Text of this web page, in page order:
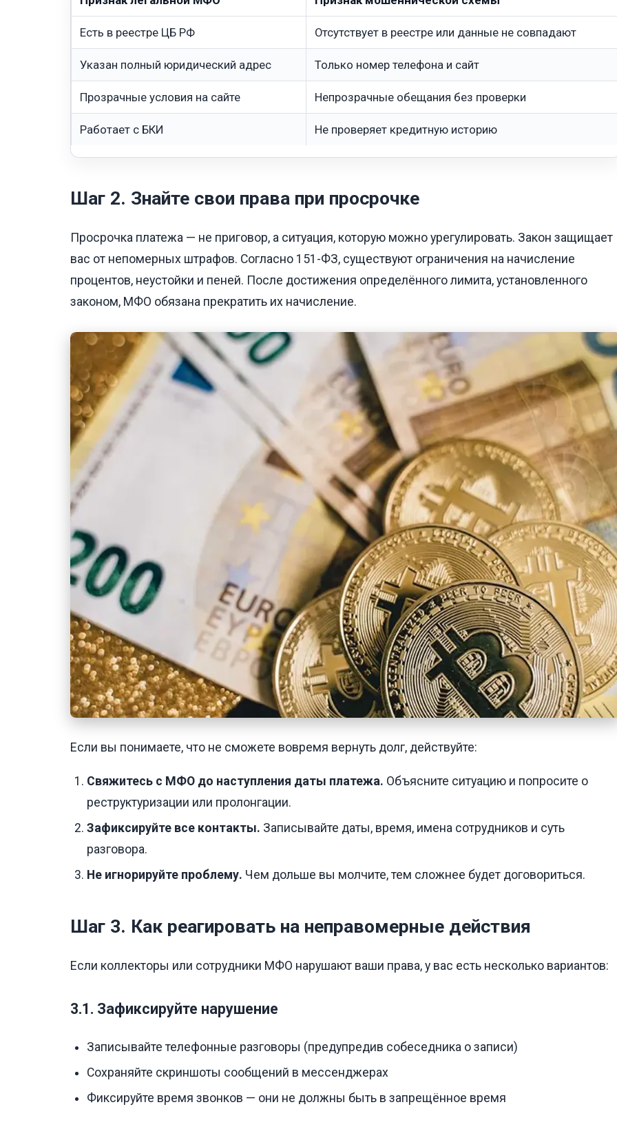
Есть в реестре ЦБ РФ Отсутствует в реестре или данные не совпадают
Указан полный юридический адрес Только номер телефона и сайт
Прозрачные условия на сайте Непрозрачные обещания без проверки
Работает с БКИ Не проверяет кредитную историю
Шаг 2. Знайте свои права при просрочке
Просрочка платежа — не приговор, а ситуация, которую можно урегулировать. Закон защищает
вас от непомерных штрафов. Согласно 151-ФЗ, существуют ограничения на начисление
процентов, неустойки и пеней. После достижения определённого лимита, установленного
законом, МФО обязана прекратить их начисление.
Если вы понимаете, что не сможете вовремя вернуть долг, действуйте:
Свяжитесь с МФО до наступления даты платежа. Объясните ситуацию и попросите о
реструктуризации или пролонгации.
Зафиксируйте все контакты. Записывайте даты, время, имена сотрудников и суть
разговора.
Не игнорируйте проблему. Чем дольше вы молчите, тем сложнее будет договориться.
Шаг 3. Как реагировать на неправомерные действия
Если коллекторы или сотрудники МФО нарушают ваши права, у вас есть несколько вариантов:
3.1. Зафиксируйте нарушение
Записывайте телефонные разговоры (предупредив собеседника о записи)
Сохраняйте скриншоты сообщений в мессенджерах
Фиксируйте время звонков — они не должны быть в запрещённое время